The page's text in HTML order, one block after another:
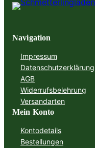
Navigation
Impressum
Datenschutzerklärung
AGB
Widerrufsbelehrung
Versandarten
Mein Konto
Kontodetails
Bestellungen